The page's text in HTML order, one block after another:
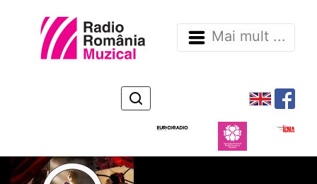
Mai mult ...